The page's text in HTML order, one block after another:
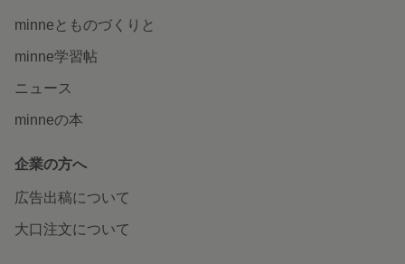
minneとものづくりと
minne学習帖
ニュース
minneの本
企業の方へ
広告出稿について
大口注文について